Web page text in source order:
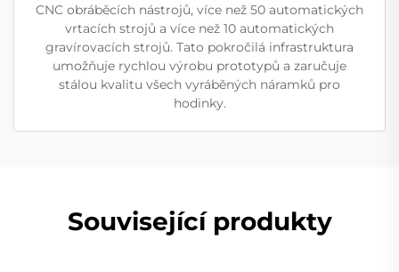
CNC obráběcích nástrojů, více než 50 automatických
vrtacích strojů a více než 10 automatických
gravírovacích strojů. Tato pokročilá infrastruktura
umožňuje rychlou výrobu prototypů a zaručuje
stálou kvalitu všech vyráběných náramků pro
hodinky.
Související produkty